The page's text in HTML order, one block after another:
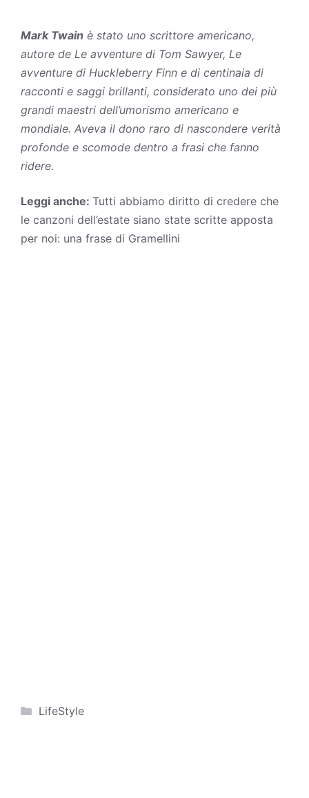
Mark Twain è stato uno scrittore americano,
autore de Le avventure di Tom Sawyer, Le
avventure di Huckleberry Finn e di centinaia di
racconti e saggi brillanti, considerato uno dei più
grandi maestri dell’umorismo americano e
mondiale. Aveva il dono raro di nascondere verità
profonde e scomode dentro a frasi che fanno
ridere.
Leggi anche: Tutti abbiamo diritto di credere che
le canzoni dell’estate siano state scritte apposta
per noi: una frase di Gramellini
Categorie
LifeStyle